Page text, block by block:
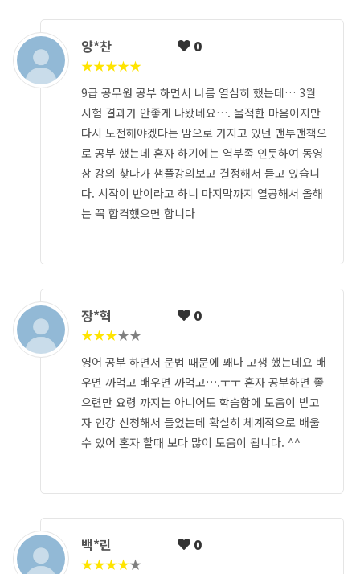
양*찬 0
★★★★★
9급 공무원 공부 하면서 나름 열심히 했는데… 3월
시험 결과가 안좋게 나왔네요…. 울적한 마음이지만
다시 도전해야겠다는 맘으로 가지고 있던 맨투맨책으
로 공부 했는데 혼자 하기에는 역부족 인듯하여 동영
상 강의 찾다가 샘플강의보고 결정해서 듣고 있습니
다. 시작이 반이라고 하니 마지막까지 열공해서 올해
는 꼭 합격했으면 합니다
장*혁 0
★★★★★
영어 공부 하면서 문법 때문에 꽤나 고생 했는데요 배
우면 까먹고 배우면 까먹고….ㅜㅜ 혼자 공부하면 좋
으련만 요령 까지는 아니어도 학습함에 도움이 받고
자 인강 신청해서 들었는데 확실히 체계적으로 배울
수 있어 혼자 할때 보다 많이 도움이 됩니다. ^^
백*린 0
★★★★★